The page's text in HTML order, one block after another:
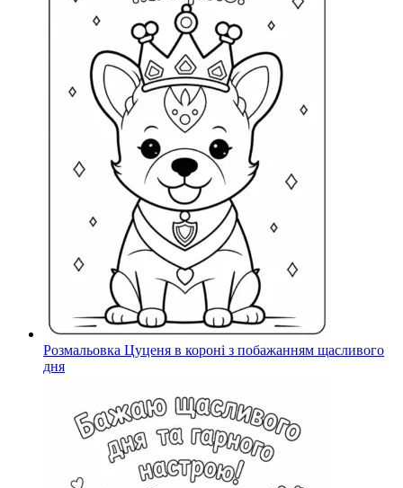
Розмальовка Цуценя в короні з побажанням щасливого
дня